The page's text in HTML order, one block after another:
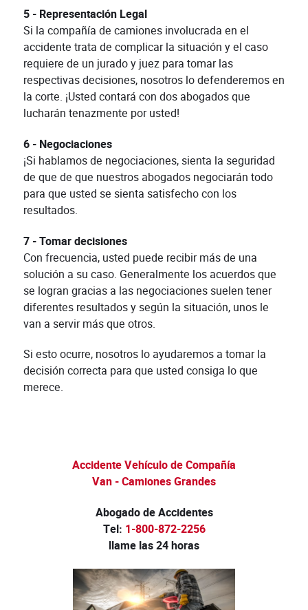
5 - Representación Legal
Si la compañía de camiones involucrada en el
accidente trata de complicar la situación y el caso
requiere de un jurado y juez para tomar las
respectivas decisiones, nosotros lo defenderemos en
la corte. ¡Usted contará con dos abogados que
lucharán tenazmente por usted!
6 - Negociaciones
¡Si hablamos de negociaciones, sienta la seguridad
de que de que nuestros abogados negociarán todo
para que usted se sienta satisfecho con los
resultados.
7 - Tomar decisiones
Con frecuencia, usted puede recibir más de una
solución a su caso. Generalmente los acuerdos que
se logran gracias a las negociaciones suelen tener
diferentes resultados y según la situación, unos le
van a servir más que otros.
Si esto ocurre, nosotros lo ayudaremos a tomar la
decisión correcta para que usted consiga lo que
merece.
Accidente Vehículo de Compañía
Van - Camiones Grandes
Abogado de Accidentes
Tel: 1-800-872-2256
llame las 24 horas